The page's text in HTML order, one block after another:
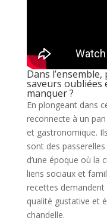
Dans
saveurs oubliées
manquer ?
En plongeant dans
reconnecte à un
et gastronomique.
sont des
d’une époque où la
liens sociaux et
recettes demandent
qualité gustative et
chandelle.